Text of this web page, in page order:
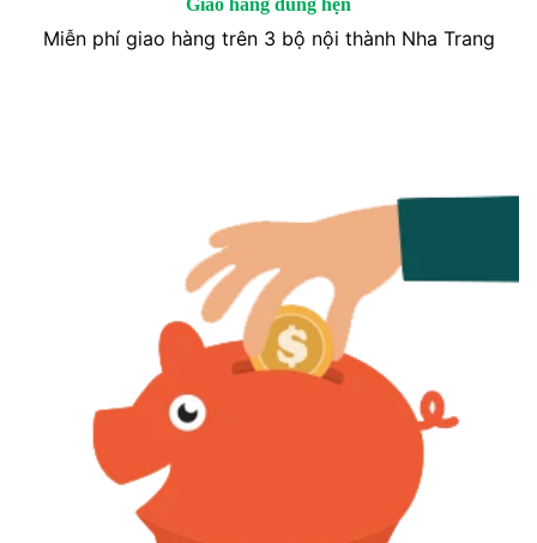
Giao hàng đúng hẹn
Miễn phí giao hàng trên 3 bộ nội thành Nha Trang